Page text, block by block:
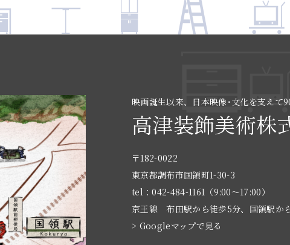
映画誕生以来、日本映像･文化を支えて
高津装飾美術株
〒182-0022
東京都調布市国領町1-30-3
tel：042-484-1161（9:00〜17:00）
京王線 布田駅から徒歩5分、国領駅か
> Googleマップで見る